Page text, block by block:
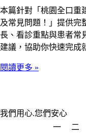
本篇針對「桃園全口重
及常見問題！」提供完
長、看診重點與患者常
建議，協助你快速完成
閱讀更多 »
我們用心.您們安心
一
二